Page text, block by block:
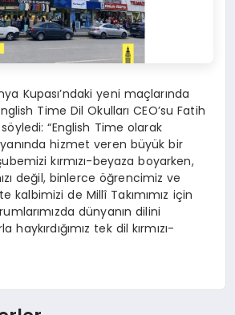
Kupası’ndaki yeni maçlarında
Time Dil Okulları CEO’su Fatih
“English Time olarak
hizmet veren büyük bir
kırmızı-beyaza boyarken,
değil, binlerce öğrencimiz ve
kalbimizi de Millî Takımımız için
dünyanın dilini
haykırdığımız tek dil kırmızı-